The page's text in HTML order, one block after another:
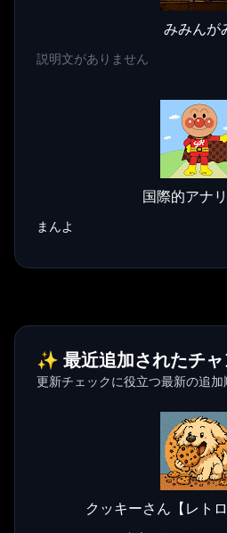
みみんが
説明文がありません
国際的アナ
まんよ
✨ 最近追加されたチ
更新チェックに役立つ最新の追加
クッキーさん【レト